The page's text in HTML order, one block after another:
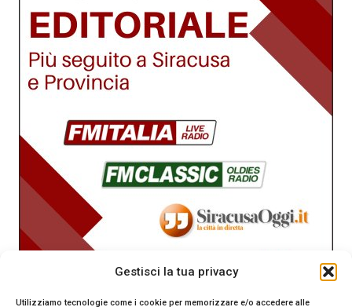
Gestisci la tua privacy
Utilizziamo tecnologie come i cookie per memorizzare e/o accedere alle